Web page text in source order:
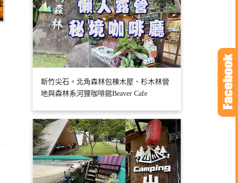
新竹尖石。北角森林包棟木屋、杉木林營
地與森林系河狸咖啡館Beaver Cafe